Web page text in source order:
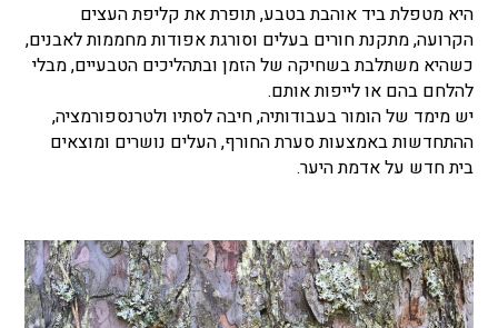
היא מטפלת ביד אוהבת בטבע, תופרת את קליפת העצים
הקרועה, מתקנת חורים בעלים וסורגת אפודות מחממות לאבנים,
כשהיא משתלבת בשחיקה של הזמן ובתהליכים הטבעיים, מבלי
להלחם בהם או לייפות אותם.
יש מימד של הומור בעבודותיה, חיבה לסתיו ולטרנספורמציה,
ההתחדשות באמצעות סערת החורף, העלים נושרים ומוצאים
בית חדש על אדמת היער.